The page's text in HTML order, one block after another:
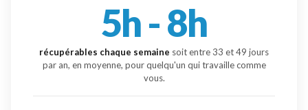
5h - 8h
récupérables chaque semaine soit entre 33 et49 jours
par an, en moyenne, pour quelqu'un qui travaille comme
vous.